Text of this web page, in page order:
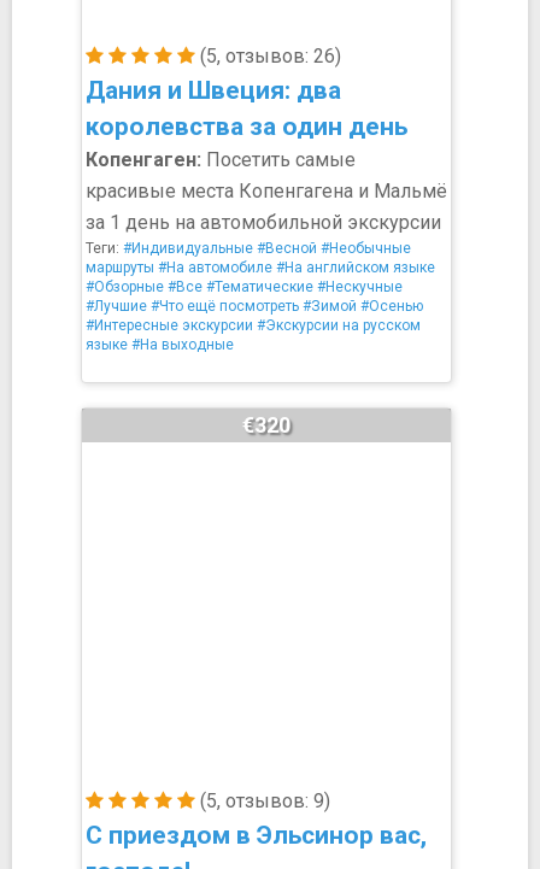
(5, отзывов: 26)
Дания и Швеция: два
королевства за один день
Копенгаген: Посетить самые
красивые места Копенгагена и Мальмё
за 1 день на автомобильной экскурсии
Теги: #Индивидуальные #Весной #Необычные
маршруты #На автомобиле #На английском языке
#Обзорные #Все #Тематические #Нескучные
#Лучшие #Что ещё посмотреть #Зимой #Осенью
#Интересные экскурсии #Экскурсии на русском
языке #На выходные
(5, отзывов: 9)
С приездом в Эльсинор вас,
€320